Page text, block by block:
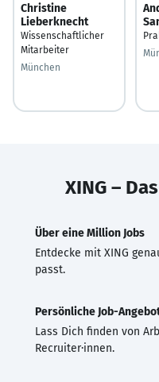
Christine
Lieberknecht
Wissenschaftlicher
Mitarbeiter
München
XING –
Über eine Million Jobs
Entdecke mit XING
passt.
Persönliche Job-
Lass Dich finden von
Recruiter·innen.